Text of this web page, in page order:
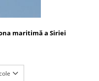
maritimă a Siriei